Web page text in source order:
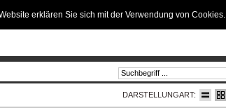
ČESKY
DARSTELLUNGART:
erklären Sie sich mit der Verwendung von Cookies.